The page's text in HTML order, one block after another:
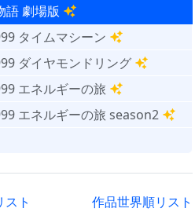
語 劇場版
タイムマシーン
ダイヤモンドリング
エネルギーの旅
エネルギーの旅 season2
スト 作品世界順リスト